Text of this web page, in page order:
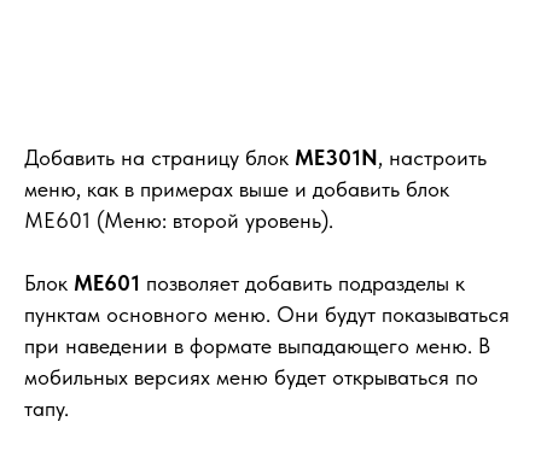
Добавить на страницу блок ME301N, настроить
меню, как в примерах выше и добавить блок
ME601 (Меню: второй уровень).
Блок ME601 позволяет добавить подразделы к
пунктам основного меню. Они будут показываться
при наведении в формате выпадающего меню. В
мобильных версиях меню будет открываться по
тапу.